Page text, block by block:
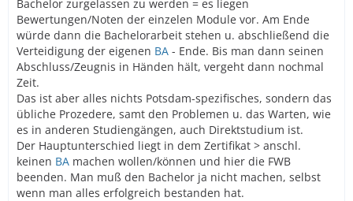
Bachelor zurgelassen zu werden = es liegen
Bewertungen/Noten der einzelen Module vor. Am Ende
würde dann die Bachelorarbeit stehen u. abschließend die
Verteidigung der eigenen BA - Ende. Bis man dann seinen
Abschluss/Zeugnis in Händen hält, vergeht dann nochmal
Zeit.
Das ist aber alles nichts Potsdam-spezifisches, sondern das
übliche Prozedere, samt den Problemen u. das Warten, wie
es in anderen Studiengängen, auch Direktstudium ist.
Der Hauptunterschied liegt in dem Zertifikat > anschl.
keinen BA machen wollen/können und hier die FWB
beenden. Man muß den Bachelor ja nicht machen, selbst
wenn man alles erfolgreich bestanden hat.